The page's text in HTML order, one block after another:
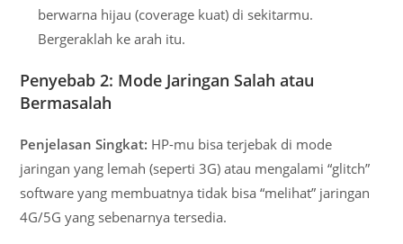
berwarna hijau (coverage kuat) di sekitarmu.
Bergeraklah ke arah itu.
Penyebab 2: Mode Jaringan Salah atau
Bermasalah
Penjelasan Singkat: HP-mu bisa terjebak di mode
jaringan yang lemah (seperti 3G) atau mengalami “glitch”
software yang membuatnya tidak bisa “melihat” jaringan
4G/5G yang sebenarnya tersedia.